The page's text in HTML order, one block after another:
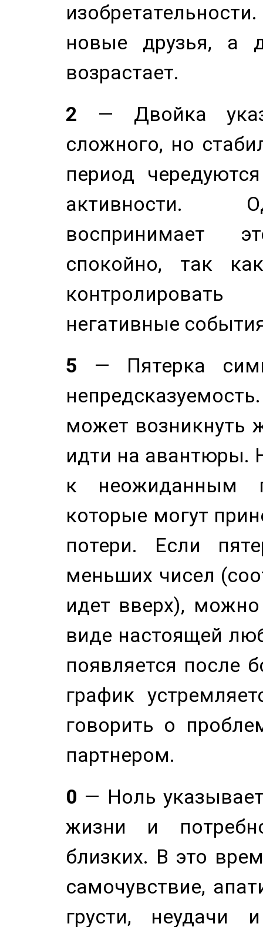
новые друзья, а
возрастает.
2 — Двойка
сложного, но
период
активности.
воспринимает
спокойно, так
негативные
5 — Пятерка
может возникнуть
идти на авантюры.
к неожиданным
которые могут
потери. Если
меньших чисел
идет вверх),
виде настоящей
появляется после
график
говорить о
партнером.
0 — Ноль
жизни и
близких. В это
самочувствие,
грусти, неудачи